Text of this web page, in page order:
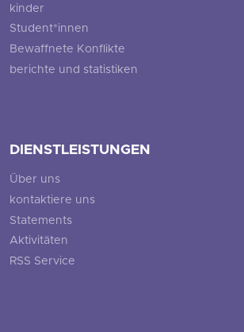
kinder
Student*innen
Bewaffnete Konflikte
berichte und statistiken
DIENSTLEISTUNGEN
Über uns
kontaktiere uns
Statements
Aktivitäten
RSS Service